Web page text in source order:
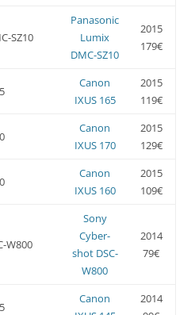
Panasonic
Lumix
DMC-SZ10
2015
179€
Canon
IXUS 165
2015
119€
Canon
IXUS 170
2015
129€
Canon
IXUS 160
2015
109€
Sony
Cyber-
shot DSC-
W800
2014
79€
Canon
2014